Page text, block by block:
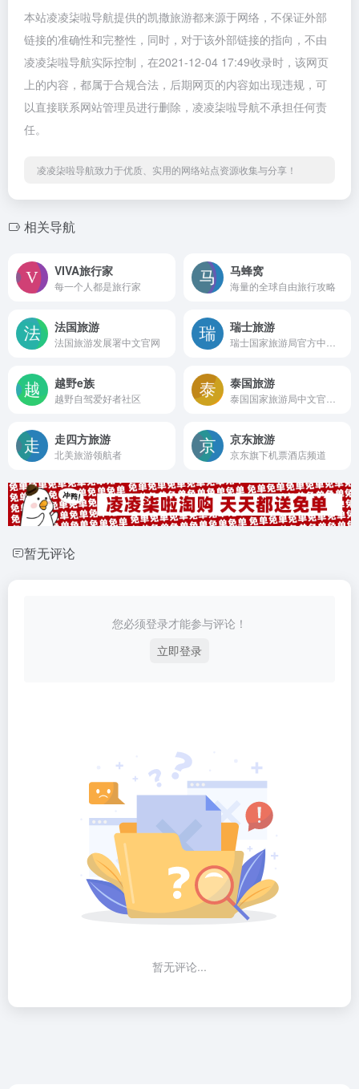
本站凌凌柒啦导航提供的凯撒旅游都来源于网络，不保证外部
链接的准确性和完整性，同时，对于该外部链接的指向，不由
凌凌柒啦导航实际控制，在2021-12-04 17:49收录时，该网页
上的内容，都属于合规合法，后期网页的内容如出现违规，可
以直接联系网站管理员进行删除，凌凌柒啦导航不承担任何责
任。
凌凌柒啦导航致力于优质、实用的网络站点资源收集与分享！
相关导航
VIVA旅⾏家
每⼀个⼈都是旅⾏家
马蜂窝
海量的全球自由旅行攻略
法国旅游
法国旅游发展署中文官网
瑞士旅游
越野e族
越野自驾爱好者社区
泰国旅游
走四方旅游
北美旅游领航者
京东旅游
京东旗下机票酒店频道
暂无评论
您必须登录才能参与评论！
立即登录
暂无评论...